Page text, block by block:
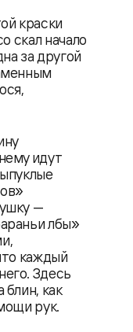
краски
скал начало
за другой
идут
—
лбы»
каждый
Здесь
как
рук.